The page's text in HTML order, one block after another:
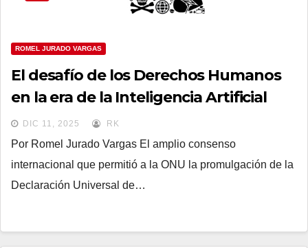
ROMEL JURADO VARGAS
El desafío de los Derechos Humanos
en la era de la Inteligencia Artificial
DIC 11, 2025 RK
Por Romel Jurado Vargas El amplio consenso
internacional que permitió a la ONU la promulgación de la
Declaración Universal de…